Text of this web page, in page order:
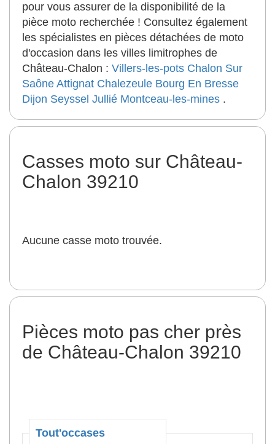
pour vous assurer de la disponibilité de la
pièce moto recherchée ! Consultez également
les spécialistes en pièces détachées de moto
d'occasion dans les villes limitrophes de
Château-Chalon : Villers-les-pots Chalon Sur
Saône Attignat Chalezeule Bourg En Bresse
Dijon Seyssel Jullié Montceau-les-mines .
Casses moto sur Château-
Chalon 39210
Aucune casse moto trouvée.
Pièces moto pas cher près
de Château-Chalon 39210
Tout'occases